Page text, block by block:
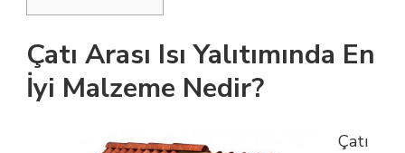
Çatı Arası Isı Yalıtımında En
İyi Malzeme Nedir?
Çatı